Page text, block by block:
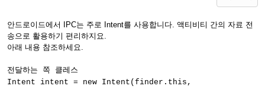
안드로이드에서 IPC는 주로 Intent를 사용합니다. 액티비티 간의 자료 전
송으로 활용하기 편리하지요.
아래 내용 참조하세요.
전달하는 쪽 클레스
Intent intent = new Intent(finder.this,